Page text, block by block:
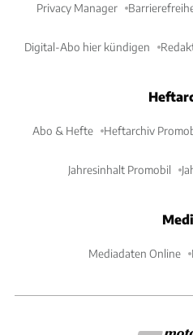
Privacy Manager
Digital-Abo hier kündigen
Abo & Hefte Heftarchiv
Jahresinhalt Promobil
Mediadaten Online